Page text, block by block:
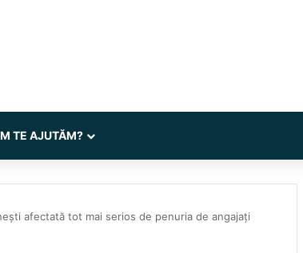
TE AJUTĂM?
afectată tot mai serios de penuria de angajați